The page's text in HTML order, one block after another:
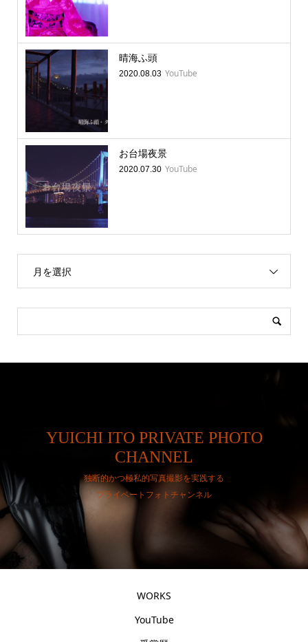
晴海ふ頭
2020.08.03 YouTube
お台場夜景
2020.07.30 YouTube
月を選択
YUICHI ITO PRIVATE PHOTO
CHANNEL
独断的かつ極私的写真撮影を実践する
プライベートフォトチャンネル
WORKS
YouTube